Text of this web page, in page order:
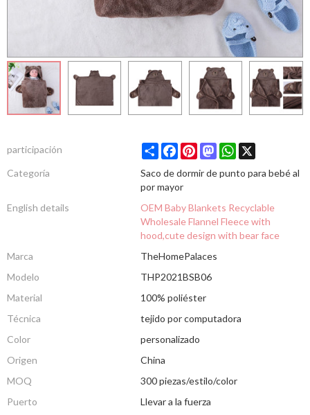
participación ShareFacebookPinterestMastodonWhatsApp
X
Categoría
Saco de dormir de punto para bebé al
por mayor
English details
OEM Baby Blankets Recyclable
Wholesale Flannel Fleece with
hood,cute design with bear face
Marca
TheHomePalaces
Modelo
THP2021BSB06
Material
100% poliéster
Técnica
tejido por computadora
Color
personalizado
Origen
China
MOQ
300 piezas/estilo/color
Puerto
Llevar a la fuerza